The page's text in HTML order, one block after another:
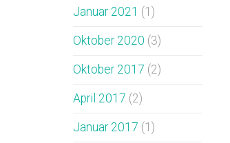
Januar 2021 (1)
Oktober 2020 (3)
Oktober 2017 (2)
April 2017 (2)
Januar 2017 (1)